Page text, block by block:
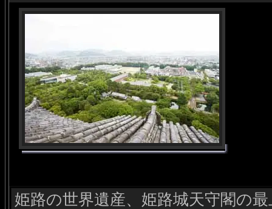
姫路の世界遺産、姫路城天守閣の